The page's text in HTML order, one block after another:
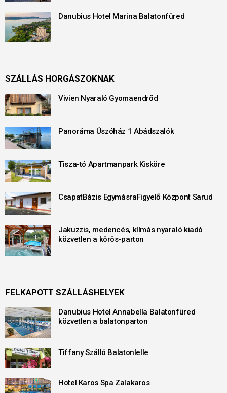
Danubius Hotel Marina Balatonfüred
SZÁLLÁS HORGÁSZOKNAK
Vivien Nyaraló Gyomaendrőd
Panoráma Úszóház 1 Abádszalók
Tisza-tó Apartmanpark Kisköre
CsapatBázis EgymásraFigyelő Központ Sarud
Jakuzzis, medencés, klímás nyaraló kiadó
közvetlen a körös-parton
FELKAPOTT SZÁLLÁSHELYEK
Danubius Hotel Annabella Balatonfüred
közvetlen a balatonparton
Tiffany Szálló Balatonlelle
Hotel Karos Spa Zalakaros